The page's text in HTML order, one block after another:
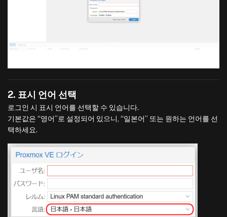
2. 표시 언어 선택
로그인 시 표시 언어를 선택할 수 있습니다.
기본값은 “영어”로 설정되어 있으니, “일본어” 또는 원하는 언어를 선
택하세요.